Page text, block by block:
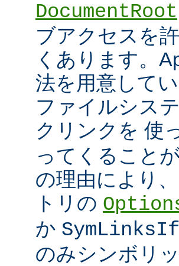
DocumentRoot
ブアクセスを
くあります。
法を用意して
ファイルシス
クリンクを 使
ってくること
の理由により
トリの
か
のみシンボリ